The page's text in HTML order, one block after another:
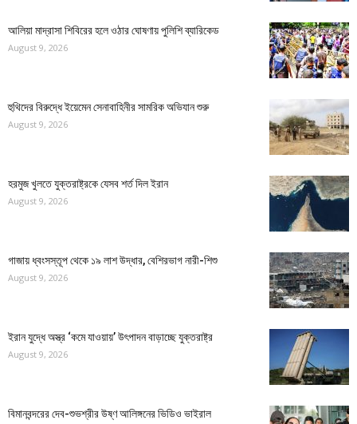
আলিয়া মাদ্রাসা শিবিরের হলে ওঠার ঘোষণায় পুলিশি ব্যারিকেড
August 9, 2026
হুথিদের বিরুদ্ধে ইয়েমেন সেনাবাহিনীর সামরিক অভিযান শুরু
August 9, 2026
হরমুজ খুলতে যুক্তরাষ্ট্রকে যেসব শর্ত দিল ইরান
August 9, 2026
গাজায় ধ্বংসস্তূপ থেকে ১৯ লাশ উদ্ধার, বেশিরভাগ নারী-শিশু
August 9, 2026
ইরান যুদ্ধে অস্ত্র ‘কমে যাওয়ায়’ উৎপাদন বাড়াচ্ছে যুক্তরাষ্ট্র
August 9, 2026
বিমানবন্দরের দেব-শুভশ্রীর উষ্ণ আলিঙ্গনের ভিডিও ভাইরাল